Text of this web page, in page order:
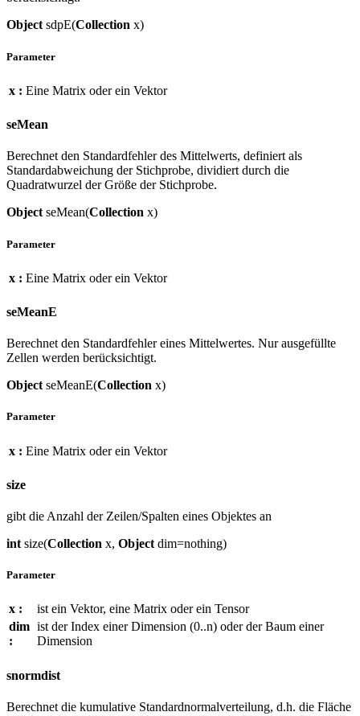
ObjectsdpE(Collection x)
Parameter
x : Eine Matrix oder ein Vektor
seMean
Berechnet den Standardfehler des Mittelwerts, definiert als
Standardabweichung der Stichprobe, dividiert durch die
Quadratwurzel der Größe der Stichprobe.
Object seMean(Collection x)
Parameter
x : Eine Matrix oder ein Vektor
seMeanE
Berechnet den Standardfehler eines Mittelwertes. Nur ausgefüllte
Zellen werden berücksichtigt.
Object seMeanE(Collection x)
Parameter
x : Eine Matrix oder ein Vektor
size
gibt die Anzahl der Zeilen/Spalten eines Objektes an
int size(Collection x, Object dim=nothing)
Parameter
x :
ist ein Vektor, eine Matrix oder ein Tensor
dim
:
ist der Index einer Dimension (0..n) oder der Baum einer
Dimension
snormdist
Berechnet die kumulative Standardnormalverteilung, d.h. die Fläche